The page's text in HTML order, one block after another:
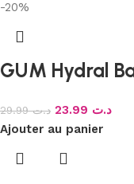
-20%
GUM Hydral
د.ت29.99 د.ت
Ajouter au panier